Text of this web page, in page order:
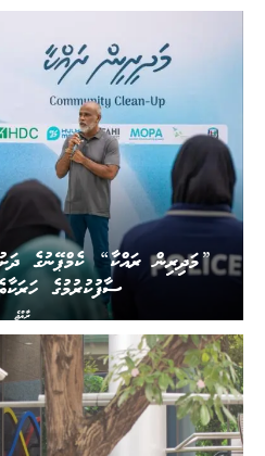
ރާއްޖެ
”މަދިރިން ރައްކާ“ ކެމްޕޭނުގެ
ސާފުކުރުމުގެ